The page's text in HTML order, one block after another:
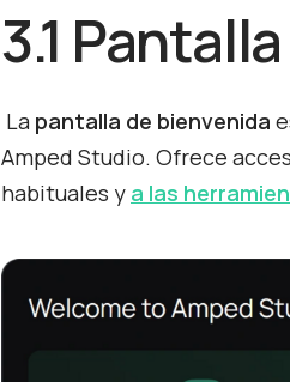
3.1
La pantalla de bienvenida
Amped Studio. Ofrece
habituales y a las